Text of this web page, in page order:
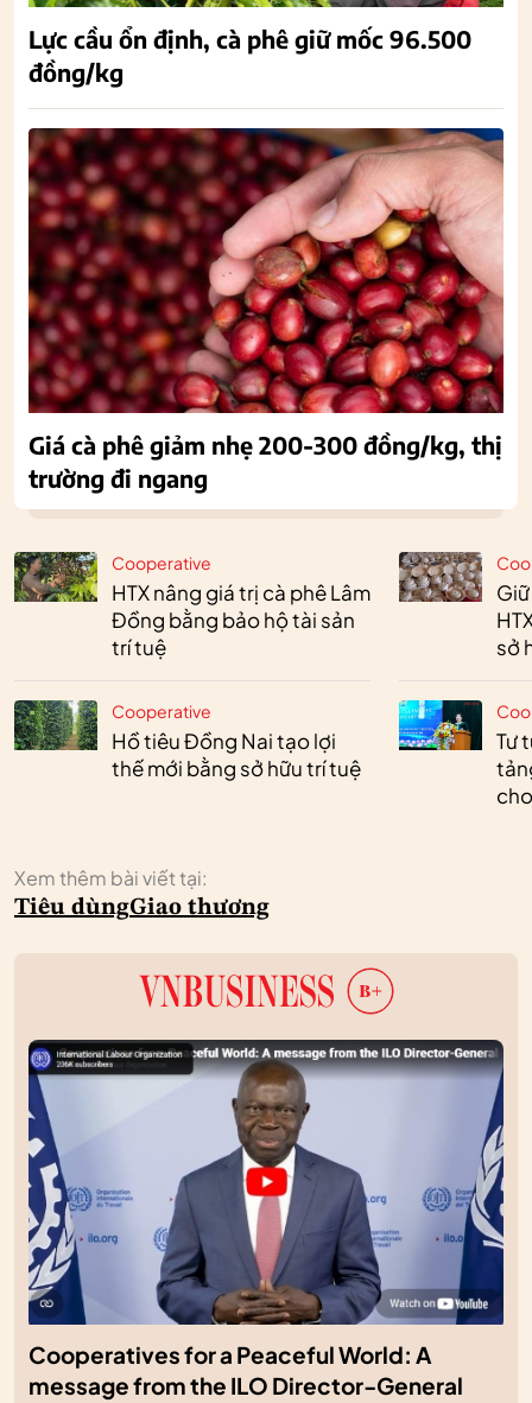
Cooperative
HTX nâng giá trị cà phê Lâm
Đồng bằng bảo hộ tài sản
trí tuệ
Cooperative
Hồ tiêu Đồng Nai tạo lợi
thế mới bằng sở hữu trí tuệ
sở
Tư
Xem thêm bài viết tại:
Tiêu dùngGiao thương
Lực cầu ổn định, cà phê giữ mốc 96.500
đồng/kg
Giá cà phê giảm nhẹ 200-300 đồng/kg, thị
trường đi ngang
Cooperatives for a Peaceful World: A
message from the ILO Director-General